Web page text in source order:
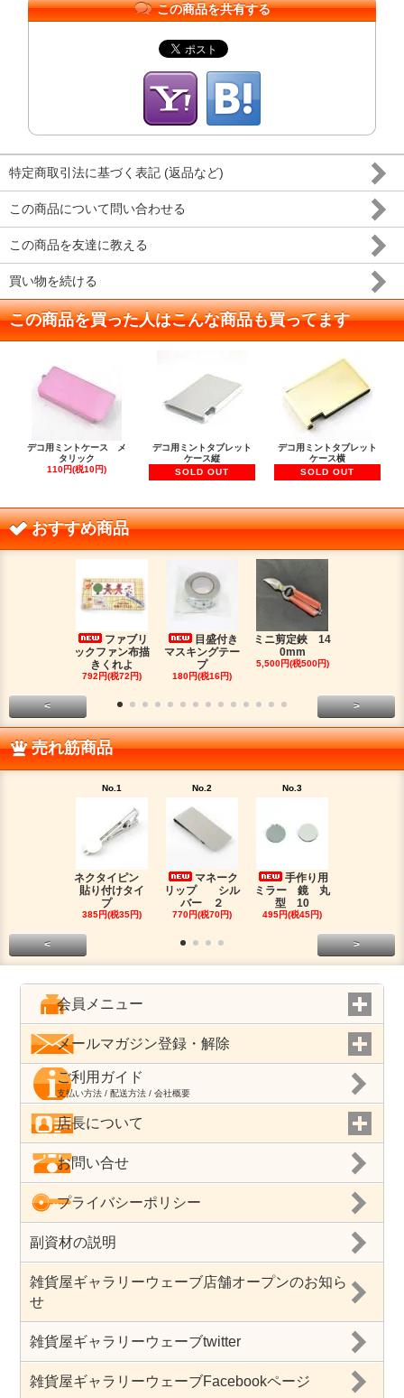
この商品を共有する
特定商取引法に基づく表記 (返品など)
この商品について問い合わせる
この商品を友達に教える
買い物を続ける
この商品を買った人はこんな商品も買ってます
デコ用ミントケース メ
タリック
110円(税10円)
デコ用ミントタブレット
ケース縦
SOLD OUT
デコ用ミントタブレット
ケース横
SOLD OUT
おすすめ商品
ファブリ
ックファン布描
きくれよ
792円(税72円)
目盛付き
マスキングテー
プ
180円(税16円)
ミニ剪定鋏 14
0mm
5,500円(税500円)
< >
売れ筋商品
No.1
ネクタイピン
貼り付けタイ
プ
385円(税35円)
No.2
マネーク
リップ シル
バー ２
770円(税70円)
No.3
手作り用
ミラー 鏡 丸
型 10
495円(税45円)
< >
会員メニュー
メールマガジン登録・解除
ご利用ガイド
支払い方法 / 配送方法 / 会社概要
店長について
お問い合せ
プライバシーポリシー
副資材の説明
雑貨屋ギャラリーウェーブ店舗オープンのお知ら
せ
雑貨屋ギャラリーウェーブtwitter
雑貨屋ギャラリーウェーブFacebookページ